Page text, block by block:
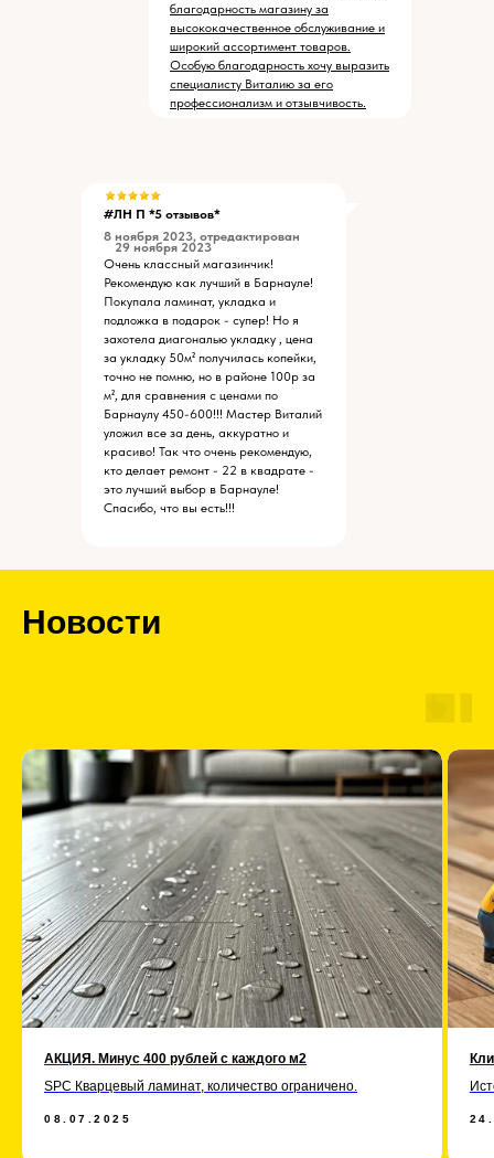
#ЛН П *5 отзывов*
8 ноября 2023, отредактирован
Очень классный магазинчик!
Рекомендую как лучший в Барнауле!
Покупала ламинат, укладка и
подложка в подарок - супер! Но я
захотела диагональю укладку , цена
за укладку 50м² получилась копейки,
точно не помню, но в районе 100р за
м², для сравнения с ценами по
Барнаулу 450-600!!! Мастер Виталий
уложил все за день, аккуратно и
красиво! Так что очень рекомендую,
кто делает ремонт - 22 в квадрате -
это лучший выбор в Барнауле!
Спасибо, что вы есть!!!
благодарность магазину за
высококачественное обслуживание и
широкий ассортимент товаров.
Особую благодарность хочу выразить
специалисту Виталию за его
профессионализм и отзывчивость.
29 ноября 2023
Новости
АКЦИЯ. Минус 400 рублей с каждого м2
SPC Кварцевый ламинат, количество ограничено.
08.07.2025